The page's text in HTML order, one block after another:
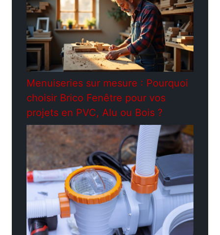
Menuiseries sur mesure : Pourquoi
choisir Brico Fenêtre pour vos
projets en PVC, Alu ou Bois ?